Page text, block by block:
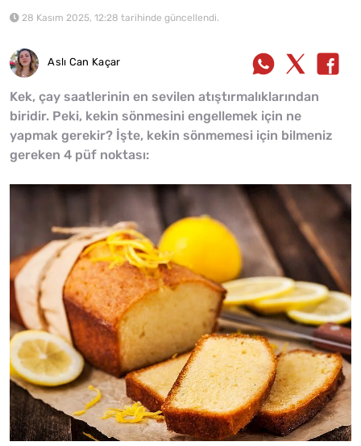
28 Kasım 2025, 12:28 tarihinde güncellendi.
Aslı Can Kaçar
Kek, çay saatlerinin en sevilen atıştırmalıklarından
biridir. Peki, kekin sönmesini engellemek için ne
yapmak gerekir? İşte, kekin sönmemesi için bilmeniz
gereken 4 püf noktası: